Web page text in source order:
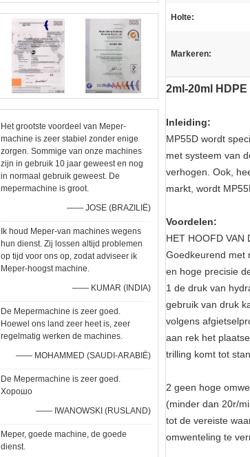
Het grootste voordeel van Meper-
machine is zeer stabiel zonder enige
zorgen. Sommige van onze machines
zijn in gebruik 10 jaar geweest en nog
in normaal gebruik geweest. De
mepermachine is groot.
—— JOSE (BRAZILIË)
Ik houd Meper-van machines wegens
hun dienst. Zij lossen altijd problemen
op tijd voor ons op, zodat adviseer ik
Meper-hoogst machine.
—— KUMAR (INDIA)
De Mepermachine is zeer goed.
Hoewel ons land zeer heet is, zeer
regelmatig werken de machines.
—— MOHAMMED (SAUDI-ARABIË)
De Mepermachine is zeer goed.
Хорошо
—— IWANOWSKI (RUSLAND)
Meper, goede machine, de goede
dienst.
Holte:
Markeren:
2ml-20ml
Inleiding:
MP55D wordt
met systeem van
verhogen. Ook,
markt, wordt
Voordelen:
HET HOOFD VAN
Goedkeurend met
en hoge precisie
1 de druk van
gebruik van druk
volgens
aan rek het
trilling komt tot
2 geen hoge
(minder dan 20r/
tot de vereiste
omwenteling te